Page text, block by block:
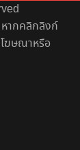
ากคลิกลิงก์
โฆษณาหรือ